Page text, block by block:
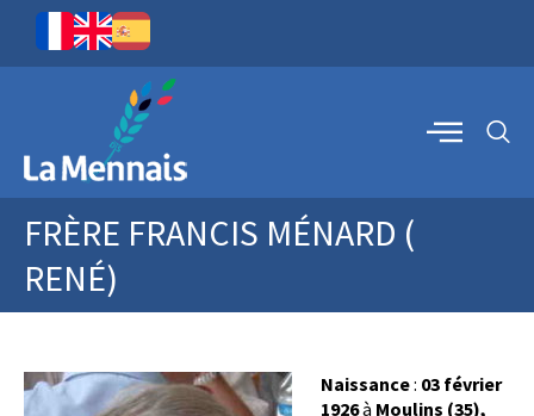
FRÈRE FRANCIS MÉNARD (
RENÉ)
Naissance: 03 février
1926à Moulins (35),